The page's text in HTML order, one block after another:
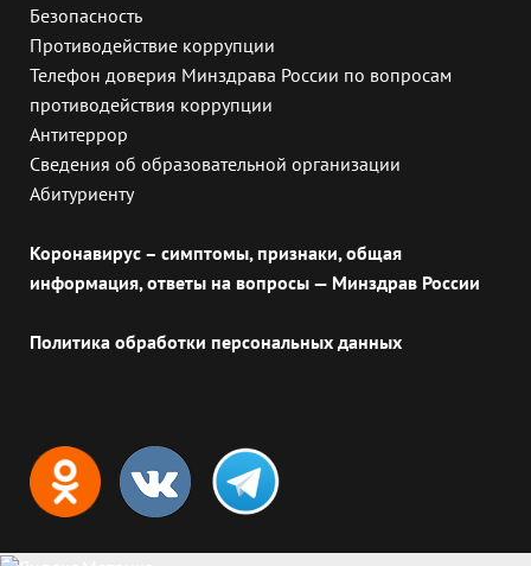
Безопасность
Противодействие коррупции
Телефон доверия Минздрава России по вопросам
противодействия коррупции
Антитеррор
Сведения об образовательной организации
Абитуриенту
Коронавирус – симптомы, признаки, общая
информация, ответы на вопросы — Минздрав России
Политика обработки персональных данных